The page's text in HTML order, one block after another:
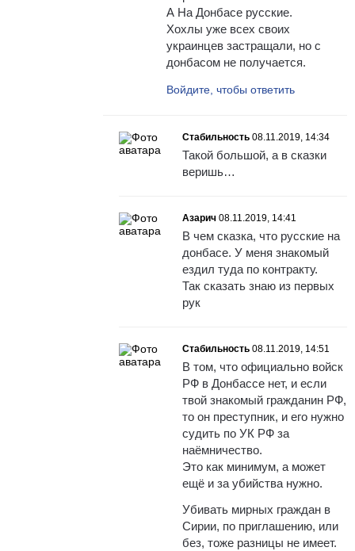
А На Донбасе русские.
Хохлы уже всех своих
украинцев застращали, но с
донбасом не получается.
Войдите, чтобы ответить
Стабильность 08.11.2019, 14:34
Такой большой, а в сказки
веришь…
Азарич 08.11.2019, 14:41
В чем сказка, что русские на
донбасе. У меня знакомый
ездил туда по контракту.
Так сказать знаю из первых
рук
Стабильность 08.11.2019, 14:51
В том, что официально войск
РФ в Донбассе нет, и если
твой знакомый гражданин РФ,
то он преступник, и его нужно
судить по УК РФ за
наёмничество.
Это как минимум, а может
ещё и за убийства нужно.
Убивать мирных граждан в
Сирии, по приглашению, или
без, тоже разницы не имеет.